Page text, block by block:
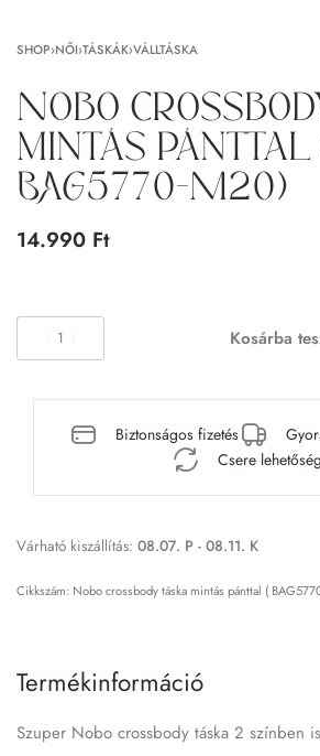
SHOP›NŐI›TÁSKÁK›VÁLLTÁSKA
Nobo
mintás pánttal
BAG5770-M20)
14.990 Ft
Kosárba
Biztonságos fizetés
Csere lehetőség
Várható kiszállítás: 08.07. P - 08.11. K
Nobo crossbody táska mintás pánttal (
Termékinformáció
Szuper Nobo crossbody táska 2 színben